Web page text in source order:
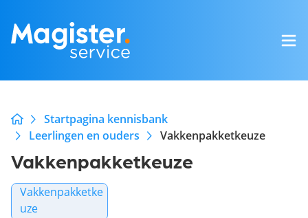
Startpagina kennisbank
Leerlingen en ouders
Vakkenpakketkeuze
Vakkenpakketkeuze
Vakkenpakketke
uze